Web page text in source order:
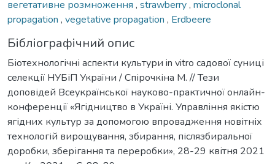
вегетативне розмноження , strawberry, microclonal
propagation , vegetative propagation , Erdbeere
Бібліографічний опис
Біотехнологічні аспекти культури in vitro садової суниці
селекції НУБіП України / Спірочкіна М. // Тези
доповідей Всеукраїнської науково-практичної онлайн-
конференції «Ягідництво в Україні. Управління якістю
ягідних культур за допомогою впровадження новітніх
технологій вирощування, збирання, післязбиральної
доробки, зберігання та переробки», 28-29 квітня 2021